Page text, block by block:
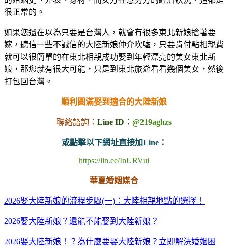
很正常的。
如果您還在以為只要是台灣人，就會有很多東北新娘搶著要
嫁，聽信一些不誠信的大陸新娘仲介吹噓，只要肯付點相親費
就可以很簡單的在東北相親成功娶到年輕漂亮的美女東北新
娘，那您就有很大可能，只是到東北旅遊看看幾個美女，然後
打包回台灣。
順利圓滿娶到適合的大陸新娘
聯絡諮詢： Line ID： @219aghzs
或點擊以下網址直接加Line：
https://lin.ee/InURVui
華夏婚姻媒合
2026娶大陸新娘的流程步驟(一)：大陸相親地點的選擇！
2026娶大陸新娘？還能不能娶到大陸新娘？
2026娶大陸新娘！？為什麼要娶大陸新娘？立即解決婚姻困